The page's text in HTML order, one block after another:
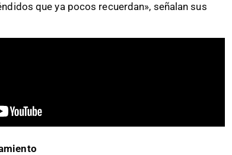
que ya pocos recuerdan», señalan sus